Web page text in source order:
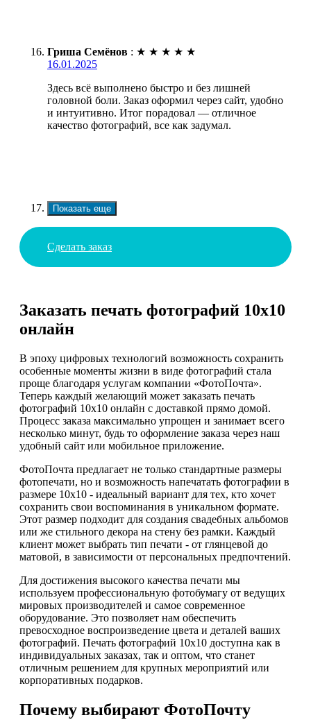
Гриша Семёнов : ★ ★ ★ ★ ★
16.01.2025
Здесь всё выполнено быстро и без лишней
головной боли. Заказ оформил через сайт, удобно
и интуитивно. Итог порадовал — отличное
качество фотографий, все как задумал.
Показать еще
Сделать заказ
Заказать печать фотографий 10х10
онлайн
В эпоху цифровых технологий возможность сохранить
особенные моменты жизни в виде фотографий стала
проще благодаря услугам компании «ФотоПочта».
Теперь каждый желающий может заказать печать
фотографий 10х10 онлайн с доставкой прямо домой.
Процесс заказа максимально упрощен и занимает всего
несколько минут, будь то оформление заказа через наш
удобный сайт или мобильное приложение.
ФотоПочта предлагает не только стандартные размеры
фотопечати, но и возможность напечатать фотографии в
размере 10х10 - идеальный вариант для тех, кто хочет
сохранить свои воспоминания в уникальном формате.
Этот размер подходит для создания свадебных альбомов
или же стильного декора на стену без рамки. Каждый
клиент может выбрать тип печати - от глянцевой до
матовой, в зависимости от персональных предпочтений.
Для достижения высокого качества печати мы
используем профессиональную фотобумагу от ведущих
мировых производителей и самое современное
оборудование. Это позволяет нам обеспечить
превосходное воспроизведение цвета и деталей ваших
фотографий. Печать фотографий 10х10 доступна как в
индивидуальных заказах, так и оптом, что станет
отличным решением для крупных мероприятий или
корпоративных подарков.
Почему выбирают ФотоПочту